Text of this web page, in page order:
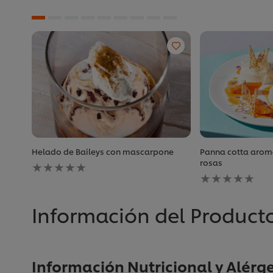
Helado de Baileys con mascarpone
No
se
para
Panna cotta
rosas
No
se
calificaciones
Información del
Información Nutricional y